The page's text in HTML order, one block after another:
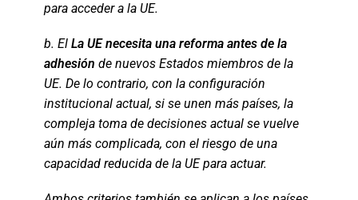
para acceder a la UE.
b. El La UE necesita una reforma antes de la
adhesión de nuevos Estados miembros de la
UE. De lo contrario, con la configuración
institucional actual, si se unen más países, la
compleja toma de decisiones actual se vuelve
aún más complicada, con el riesgo de una
capacidad reducida de la UE para actuar.